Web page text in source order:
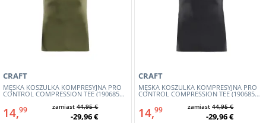
MĘSKA KOSZULKA KOMPRESYJNA PRO
CONTROL COMPRESSION TEE (1906855-
CRAFT
14,99 zamiast44,95 €
-29,96 €
MĘSKA KOSZULKA KOMPRESYJNA PRO
CONTROL COMPRESSION TEE (1906855-
CRAFT
14,99 zamiast44,95 €
-29,96 €